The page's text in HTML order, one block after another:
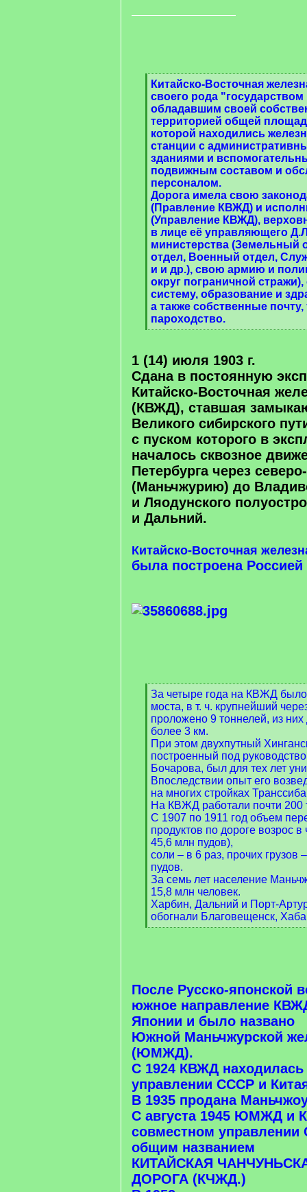
[
q
]
Китайско-Восточная
своего рода "государством
обладавшим своей
территорией общей
которой находились
станции с
зданиями и
подвижным составом и
персоналом.
Дорога имела свою
(Правление КВЖД) и
(Управление КВЖД),
в лице её управляющего
министерства (Земельный
отдел, Военный отдел,
и и др.), свою армию и
округ пограничной
систему, образование и
а также собственные
пароходство.
[
q
]
1 (14) июля 1903 г.
Сдана в постоянную
Китайско-Восточная
(КВЖД), ставшая
Великого сибирского
с пуском которого в
началось сквозное
Петербурга через
(Маньчжурию) до
и Ляодунского
и Дальний.
Китайско-Восточная
была построена
[
q
]
За четыре года на КВЖД
моста, в т. ч. крупнейший
проложено 9 тоннелей, из
более 3 км.
При этом двухпутный
построенный под
Бочарова, был для тех лет
Впоследствии опыт его
на многих стройках
На КВЖД работали почти 200
С 1907 по 1911 год объем
продуктов по дороге возрос
45,6 млн пудов),
соли – в 6 раз, прочих грузов
пудов.
За семь лет население
15,8 млн человек.
Харбин, Дальний и Порт-
обогнали Благовещенск,
[
После Русско-японской
южное направление
Японии и было названо
Южной Маньчжурской
(ЮМЖД).
С 1924 КВЖД
управлении СССР и
В 1935 продана
С августа 1945 ЮМЖД и
совместном управлении
общим названием
КИТАЙСКАЯ
ДОРОГА (КЧЖД.)